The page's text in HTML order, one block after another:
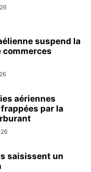
suspend la
commerces
aériennes
par la
saisissent un